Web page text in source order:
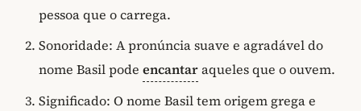
pessoa que o carrega.
Sonoridade: A pronúncia suave e agradável do
nome Basil pode encantaraqueles que o ouvem.
Significado: O nome Basil tem origem grega e